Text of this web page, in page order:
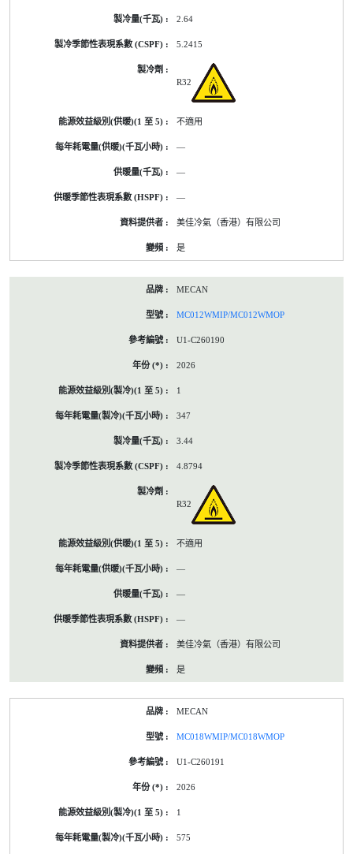
2.64
5.2415
R32
不適用
—
—
—
美佳冷氣（香港）有限公司
是
MECAN
MC012WMIP/MC012WMOP
U1-C260190
2026
1
347
3.44
4.8794
R32
不適用
—
—
—
美佳冷氣（香港）有限公司
是
MECAN
MC018WMIP/MC018WMOP
U1-C260191
2026
1
575